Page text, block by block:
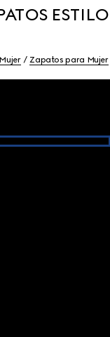
Mujer Zapatos para Mujer